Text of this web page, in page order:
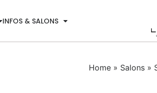
INFOS & SALONS
Home» Salons»